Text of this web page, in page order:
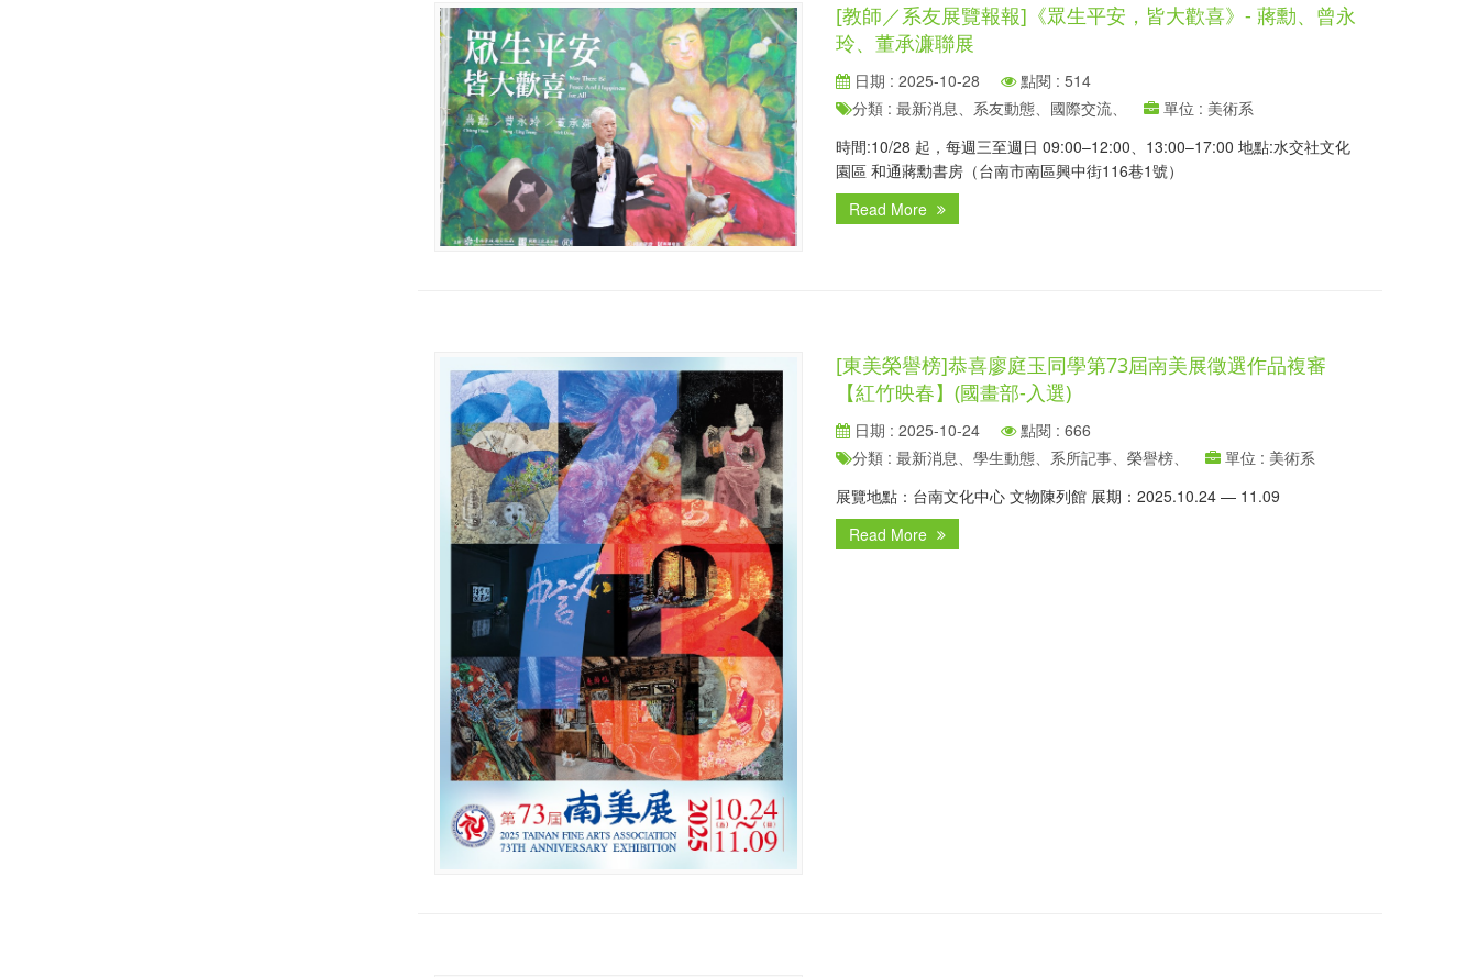
[教師／系友展覽報報]《眾生平安，皆大歡喜》- 蔣勳、曾永
玲、董承濂聯展
日期 : 2025-10-28
點閱 : 514
分類 : 最新消息、系友動態、國際交流、
單位 : 美術系
時間:10/28 起，每週三至週日 09:00–12:00、13:00–17:00 地點:水交社文化
園區 和通蔣勳書房（台南市南區興中街116巷1號）
Read More
[東美榮譽榜]恭喜廖庭玉同學第73屆南美展徵選作品複審
【紅竹映春】(國畫部-入選)
日期 : 2025-10-24
點閱 : 666
分類 : 最新消息、學生動態、系所記事、榮譽榜、
單位 : 美術系
展覽地點：台南文化中心 文物陳列館 展期：2025.10.24 — 11.09
Read More